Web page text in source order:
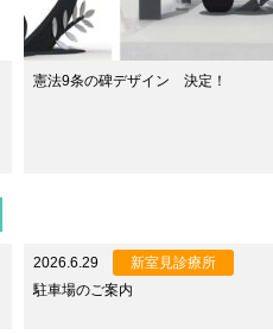
憲法9条の碑デザイン 決定！
2026.6.29
新室見診療所
駐車場のご案内